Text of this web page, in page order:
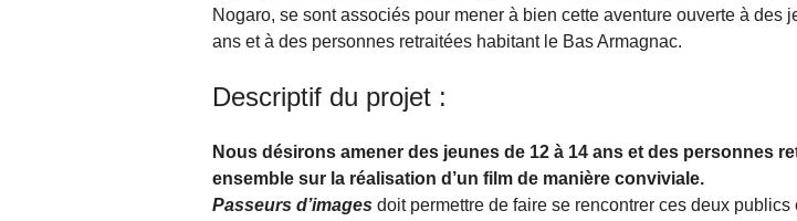
Nogaro, se sont associés pour mener à bien cette aventure ouverte à des
ans et à des personnes retraitées habitant le Bas Armagnac.
Descriptif du projet :
Nous désirons amener des jeunes de 12 à 14 ans et des personnes
ensemble sur la réalisation d’un film de manière conviviale.
Passeurs d’images doit permettre de faire se rencontrer ces deux publics